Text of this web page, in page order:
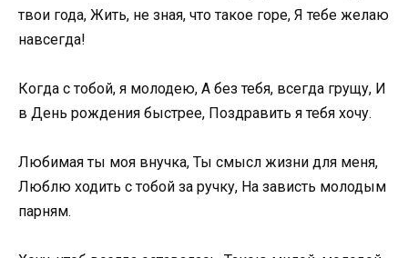
твои года, Жить, не зная, что такое горе, Я тебе желаю
навсегда!
Когда с тобой, я молодею, А без тебя, всегда грущу, И
в День рождения быстрее, Поздравить я тебя хочу.
Любимая ты моя внучка, Ты смысл жизни для меня,
Люблю ходить с тобой за ручку, На зависть молодым
парням.